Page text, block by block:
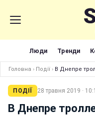
Люди Тренди
Головна › Події › В Днепре
ПОДІЇ 28 травня 2019 ·
В Днепре